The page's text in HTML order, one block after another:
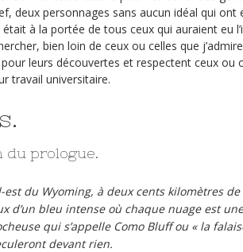
deux personnages sans aucun idéal qui ont
à la portée de tous ceux qui auraient eu
bien loin de ceux ou celles que
leurs découvertes et respectent ceux ou
travail universitaire.
du prologue.
est du Wyoming, à deux cents kilomètres
d’un bleu intense où chaque nuage est
qui s’appelle Como Bluff ou « la
devant rien.